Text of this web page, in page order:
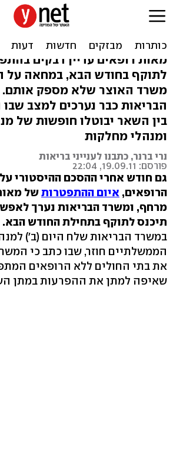
בתי החולים נערכים
להתפטרויות:
מאות רופאים עדיין דבקים
לתוקף בחודש הבא, במחאה על
משרד האוצר שלא מספק
הבריאות כבר נערכים למצב
בין השאר יבוטלו חופשות של
ומנהלי מחלקות
נרי ברנר, כתבנו לענייני בריאות
פורסם: 19.09.11, 22:04
גם חודש אחרי ההסכם ההיסטורי
הרופאים, איום ההתפטרותשל
מרחף, ומשרד הבריאות נערך
תיכנס לתוקף בתחילת החודש הבא.
במשרד הבריאות שלח היום (ב')
הממשלתיים חוזר, שבו כתב כי
את בתי החולים ללא הרופאים
שאיפה למתן את ההפרעות במתן